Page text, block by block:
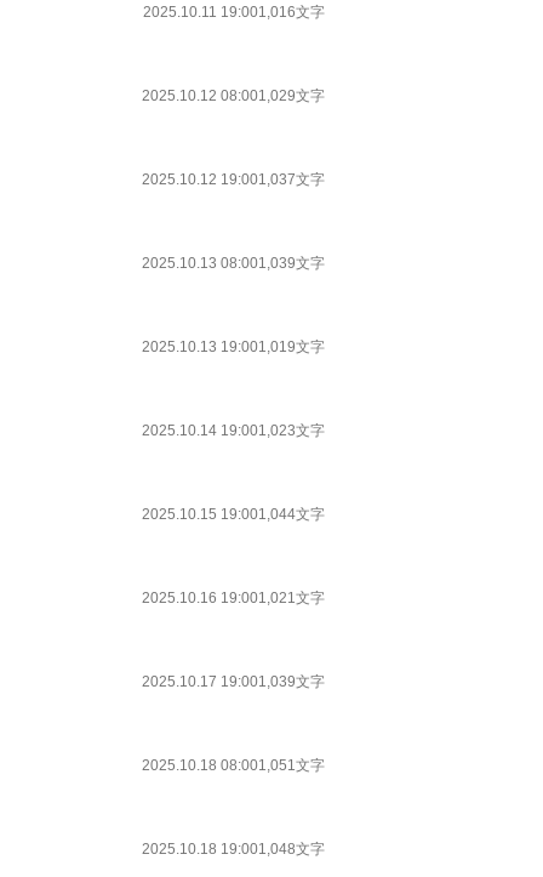
2025.10.11 19:001,016文字
2025.10.12 08:001,029文字
2025.10.12 19:001,037文字
2025.10.13 08:001,039文字
2025.10.13 19:001,019文字
2025.10.14 19:001,023文字
2025.10.15 19:001,044文字
2025.10.16 19:001,021文字
2025.10.17 19:001,039文字
2025.10.18 08:001,051文字
2025.10.18 19:001,048文字